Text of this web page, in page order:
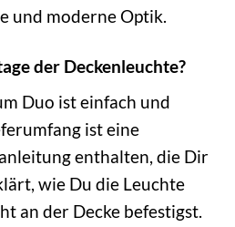
und moderne Optik.
der Deckenleuchte?
Duo ist einfach und
ist eine
enthalten, die Dir
wie Du die Leuchte
an der Decke befestigst.